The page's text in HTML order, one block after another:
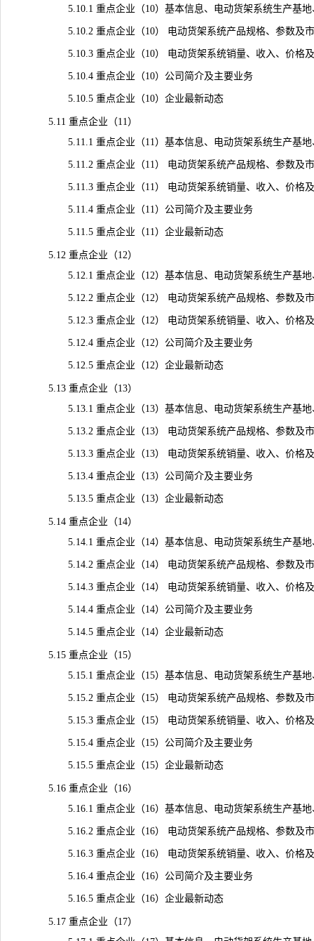
5.10.1 重点企业（10）基本信息、电动货架系统生产基地
5.10.2 重点企业（10） 电动货架系统产品规格、参数及市
5.10.3 重点企业（10） 电动货架系统销量、收入、价格及
5.10.4 重点企业（10）公司简介及主要业务
5.10.5 重点企业（10）企业最新动态
5.11 重点企业（11）
5.11.1 重点企业（11）基本信息、电动货架系统生产基地
5.11.2 重点企业（11） 电动货架系统产品规格、参数及市
5.11.3 重点企业（11） 电动货架系统销量、收入、价格及
5.11.4 重点企业（11）公司简介及主要业务
5.11.5 重点企业（11）企业最新动态
5.12 重点企业（12）
5.12.1 重点企业（12）基本信息、电动货架系统生产基地
5.12.2 重点企业（12） 电动货架系统产品规格、参数及市
5.12.3 重点企业（12） 电动货架系统销量、收入、价格及
5.12.4 重点企业（12）公司简介及主要业务
5.12.5 重点企业（12）企业最新动态
5.13 重点企业（13）
5.13.1 重点企业（13）基本信息、电动货架系统生产基地
5.13.2 重点企业（13） 电动货架系统产品规格、参数及市
5.13.3 重点企业（13） 电动货架系统销量、收入、价格及
5.13.4 重点企业（13）公司简介及主要业务
5.13.5 重点企业（13）企业最新动态
5.14 重点企业（14）
5.14.1 重点企业（14）基本信息、电动货架系统生产基地
5.14.2 重点企业（14） 电动货架系统产品规格、参数及市
5.14.3 重点企业（14） 电动货架系统销量、收入、价格及
5.14.4 重点企业（14）公司简介及主要业务
5.14.5 重点企业（14）企业最新动态
5.15 重点企业（15）
5.15.1 重点企业（15）基本信息、电动货架系统生产基地
5.15.2 重点企业（15） 电动货架系统产品规格、参数及市
5.15.3 重点企业（15） 电动货架系统销量、收入、价格及
5.15.4 重点企业（15）公司简介及主要业务
5.15.5 重点企业（15）企业最新动态
5.16 重点企业（16）
5.16.1 重点企业（16）基本信息、电动货架系统生产基地
5.16.2 重点企业（16） 电动货架系统产品规格、参数及市
5.16.3 重点企业（16） 电动货架系统销量、收入、价格及
5.16.4 重点企业（16）公司简介及主要业务
5.16.5 重点企业（16）企业最新动态
5.17 重点企业（17）